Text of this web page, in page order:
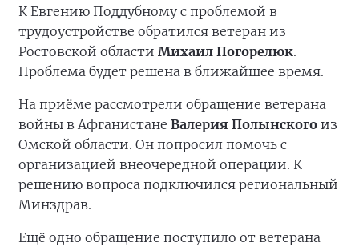
К Евгению Поддубному с проблемой в
трудоустройстве обратился ветеран из
Ростовской области Михаил Погорелюк.
Проблема будет решена в ближайшее время.
На приёме рассмотрели обращение ветерана
войны в Афганистане Валерия Полынского из
Омской области. Он попросил помочь с
организацией внеочередной операции. К
решению вопроса подключился региональный
Минздрав.
Ещё одно обращение поступило от ветерана